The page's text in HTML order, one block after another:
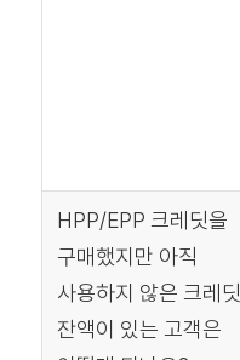
HPP/EPP 크레딧을
구매했지만 아직
사용하지 않은 크레딧
잔액이 있는 고객은